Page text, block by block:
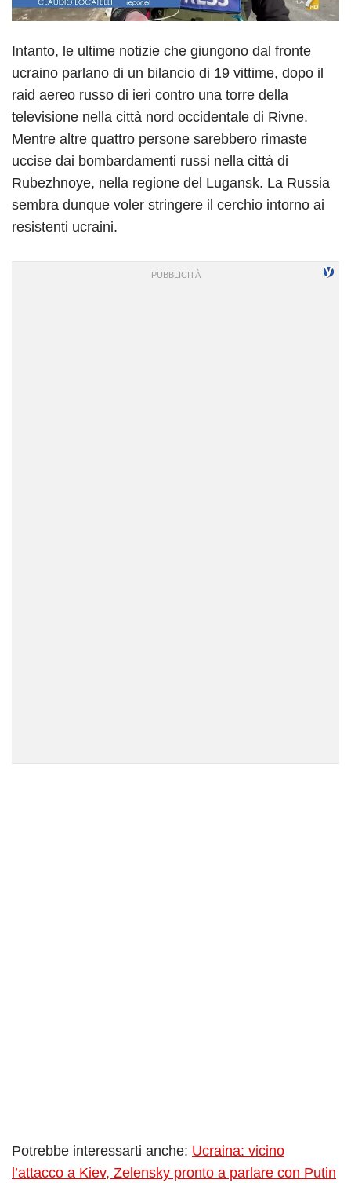
Intanto, le ultime notizie che giungono dal fronte
ucraino parlano di un bilancio di 19 vittime, dopo il
raid aereo russo di ieri contro una torre della
televisione nella città nord occidentale di Rivne.
Mentre altre quattro persone sarebbero rimaste
uccise dai bombardamenti russi nella città di
Rubezhnoye, nella regione del Lugansk. La Russia
sembra dunque voler stringere il cerchio intorno ai
resistenti ucraini.
Potrebbe interessarti anche: Ucraina: vicino
l’attacco a Kiev, Zelensky pronto a parlare con Putin